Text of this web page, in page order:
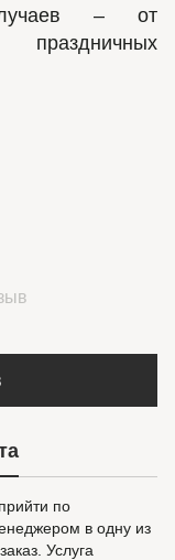
– от
по
в одну из
Услуга